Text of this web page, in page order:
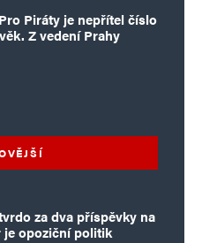
Piráty je nepřítel číslo
Z vedení Prahy
za dva příspěvky na
opoziční politik